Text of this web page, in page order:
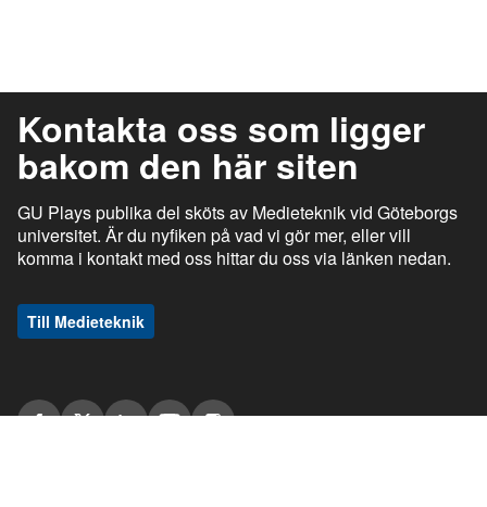
Kontakta oss som ligger
bakom den här siten
GU Plays publika del sköts av Medieteknik vid Göteborgs
universitet. Är du nyfiken på vad vi gör mer, eller vill
komma i kontakt med oss hittar du oss via länken nedan.
Till Medieteknik